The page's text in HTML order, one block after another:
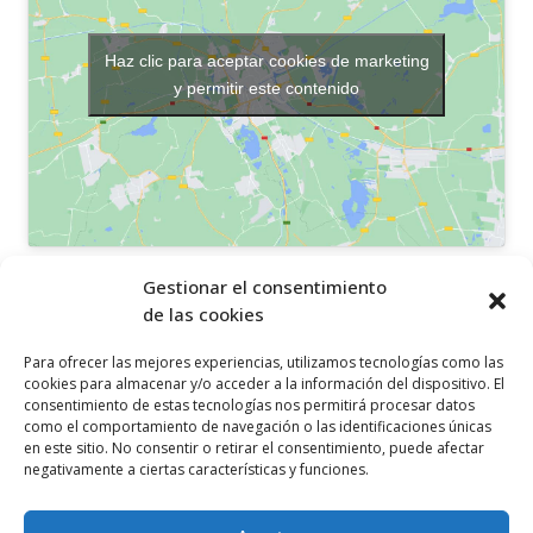
Gestionar el consentimiento
de las cookies
Para ofrecer las mejores experiencias, utilizamos tecnologías como las
cookies para almacenar y/o acceder a la información del dispositivo. El
consentimiento de estas tecnologías nos permitirá procesar datos
como el comportamiento de navegación o las identificaciones únicas
en este sitio. No consentir o retirar el consentimiento, puede afectar
negativamente a ciertas características y funciones.
Haz clic para aceptar cookies de marketing
y permitir este contenido
OTROS ENLACES
Política de cookies
Aviso legal
Canal ético
SÍGUENOS EN